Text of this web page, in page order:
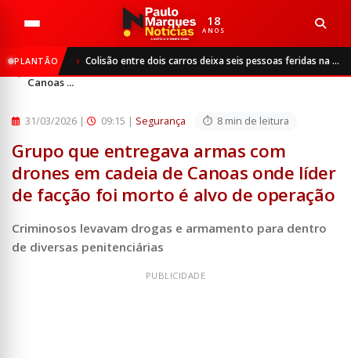
18
ANOS
PLANTÃO Colisão entre dois carros deixa seis pessoas feridas na BR-468, em Três Passos
Segurança
Grupo que entregava armas com drones em cadeia de
Canoas ...
31/03/2026 | 09:15 | Segurança 8 min de leitura
Grupo que entregava armas com
drones em cadeia de Canoas onde líder
de facção foi morto é alvo de operação
Criminosos levavam drogas e armamento para dentro
de diversas penitenciárias